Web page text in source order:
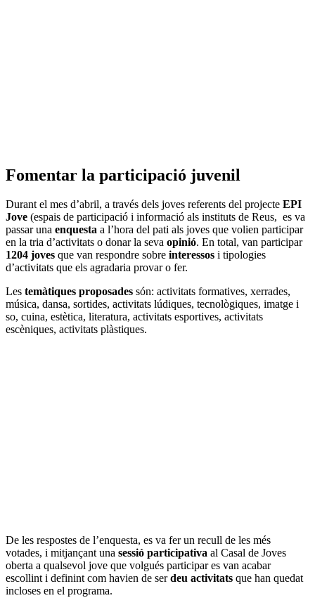
Fomentar la participació juvenil
Durant el mes d’abril, a través dels joves referents del projecte EPI
Jove (espais de participació i informació als instituts de Reus, es va
passar una enquesta a l’hora del pati als joves que volien participar
en la tria d’activitats o donar la seva opinió. En total, van participar
1204 joves que van respondre sobre interessos i tipologies
d’activitats que els agradaria provar o fer.
Les temàtiques proposades són: activitats formatives, xerrades,
música, dansa, sortides, activitats lúdiques, tecnològiques, imatge i
so, cuina, estètica, literatura, activitats esportives, activitats
escèniques, activitats plàstiques.
De les respostes de l’enquesta, es va fer un recull de les més
votades, i mitjançant una sessió participativa al Casal de Joves
oberta a qualsevol jove que volgués participar es van acabar
escollint i definint com havien de serdeu activitats que han quedat
incloses en el programa.